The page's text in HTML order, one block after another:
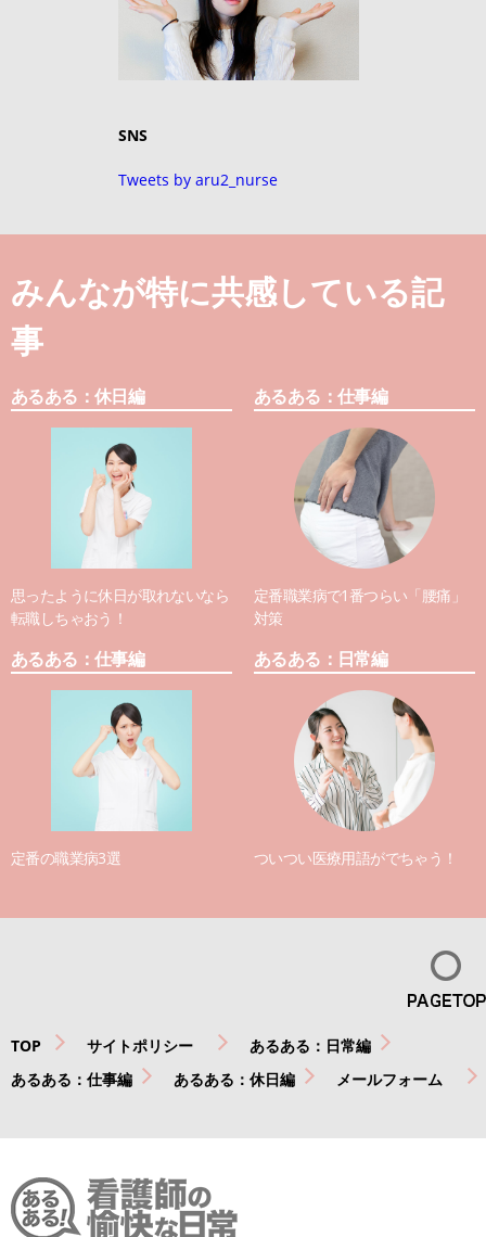
SNS
Tweets by aru2_nurse
みんなが特に共感している記
事
あるある：休日編
思ったように休日が取れないなら
転職しちゃおう！
あるある：仕事編
定番職業病で1番つらい「腰痛」
対策
あるある：仕事編
定番の職業病3選
あるある：日常編
ついつい医療用語がでちゃう！
TOP サイトポリシー
あるある：日常編
あるある：仕事編
あるある：休日編 メールフォーム